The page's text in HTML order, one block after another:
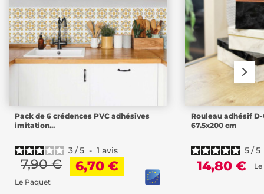
Pack de 6 crédences PVC adhésives
imitation...
3/5 - 1 avis
7,90 € 6,70 €
Le Paquet
Rouleau adhésif
67.5x200 cm
5/5
14,80 €